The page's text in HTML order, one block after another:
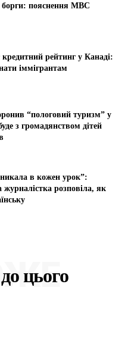
борги: пояснення МВС
рейтинг у Канаді:
іммігрантам
“пологовий туризм” у
з громадянством дітей
в кожен урок”:
журналістка розповіла, як
цього